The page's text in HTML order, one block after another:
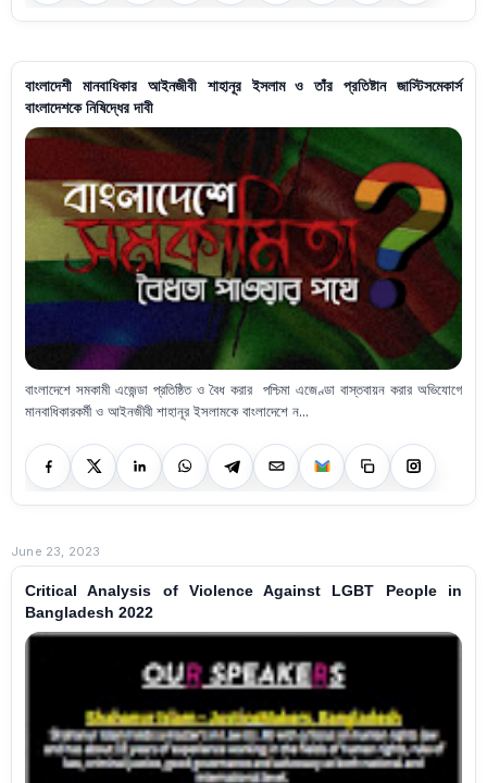
বাংলাদেশী মানবাধিকার আইনজীবী শাহানূর ইসলাম ও তাঁর প্রতিষ্টান জাস্টিসমেকার্স
বাংলাদেশকে নিষিদ্ধের দাবী
বাংলাদেশে সমকামী এজেন্ডা প্রতিষ্ঠিত ও বৈধ করার পশ্চিমা এজেণ্ডা বাস্তবায়ন করার অভিযোগে
মানবাধিকারকর্মী ও আইনজীবী শাহানূর ইসলামকে বাংলাদেশে ন...
June 23, 2023
Critical Analysis of Violence Against LGBT People in
Bangladesh 2022